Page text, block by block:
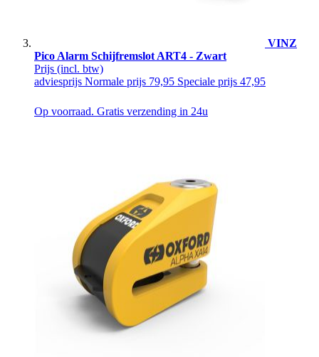
VINZ
Pico Alarm Schijfremslot ART4 - Zwart
Prijs (incl. btw)
adviesprijs Normale prijs 79,95 Speciale prijs 47,95
Op voorraad. Gratis verzending in 24u